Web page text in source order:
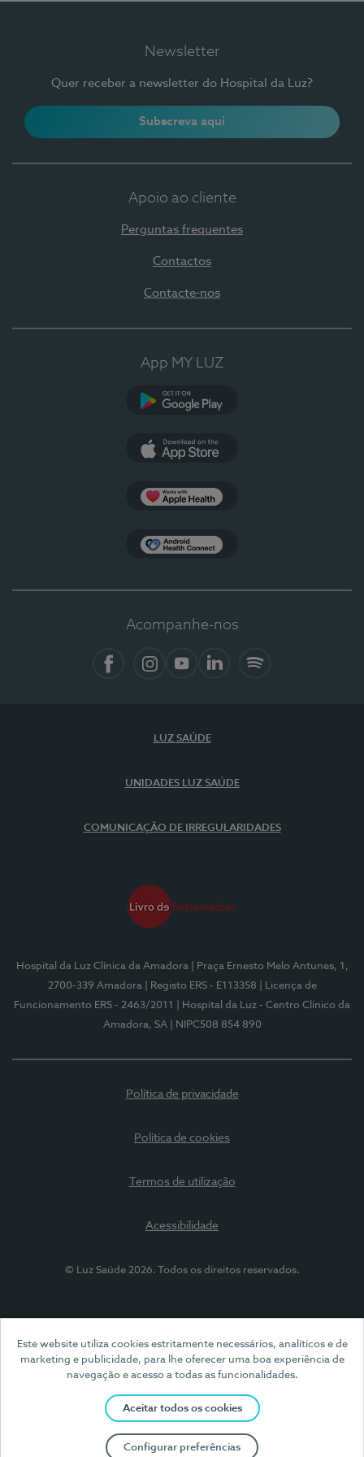
Este website utiliza cookies estritamente necessários, analíticos e de
marketing e publicidade, para lhe oferecer uma boa experiência de
navegação e acesso a todas as funcionalidades.
Aceitar todos os cookies
Configurar preferências
Newsletter
Quer receber a newsletter do Hospital da Luz?
Subscreva aqui
Apoio ao cliente
Perguntas frequentes
Contactos
Contacte-nos
App MY LUZ
Acompanhe-nos
LUZ SAÚDE
UNIDADES LUZ SAÚDE
COMUNICAÇÃO DE IRREGULARIDADES
Hospital da Luz Clínica da Amadora
| Praça Ernesto Melo Antunes, 1,
2700-339 Amadora
| Registo ERS - E113358
| Licença de
Funcionamento ERS - 2463/2011
| Hospital da Luz - Centro Clínico da
Amadora, SA
| NIPC508 854 890
Política de privacidade
Política de cookies
Termos de utilização
Acessibilidade
© Luz Saúde 2026. Todos os direitos reservados.